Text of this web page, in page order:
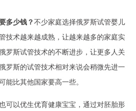
多少钱？不少家庭选择俄罗斯试管婴儿
技术越来越成熟，让越来越多的家庭实
罗斯试管技术的不断进步，让更多人关
罗斯的试管技术相对来说会稍微先进一
能比其他国家要高一些。
可以优生优育健康宝宝，通过对胚胎形